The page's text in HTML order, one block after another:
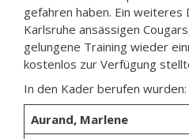
gefahren haben. Ein weiteres
Karlsruhe ansässigen
gelungene Training wieder
kostenlos zur Verfügung
In den Kader berufen wurden:
Aurand, Marlene